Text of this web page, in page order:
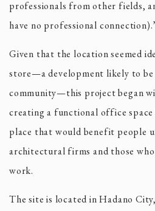
professionals from other fields,
have no professional
Given that the location seemed
store—a development likely to be
community—this project began
creating a functional office space
place that would benefit people
architectural firms and those
work.
The site is located in Hadano